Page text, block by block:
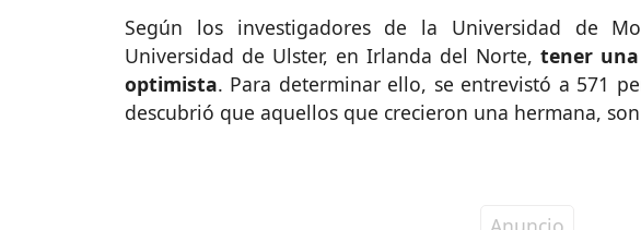
Según los investigadores de la Universidad de
Universidad de Ulster, en Irlanda del Norte, tener
optimista. Para determinar ello, se entrevistó a 571
descubrió que aquellos que crecieron una hermana,